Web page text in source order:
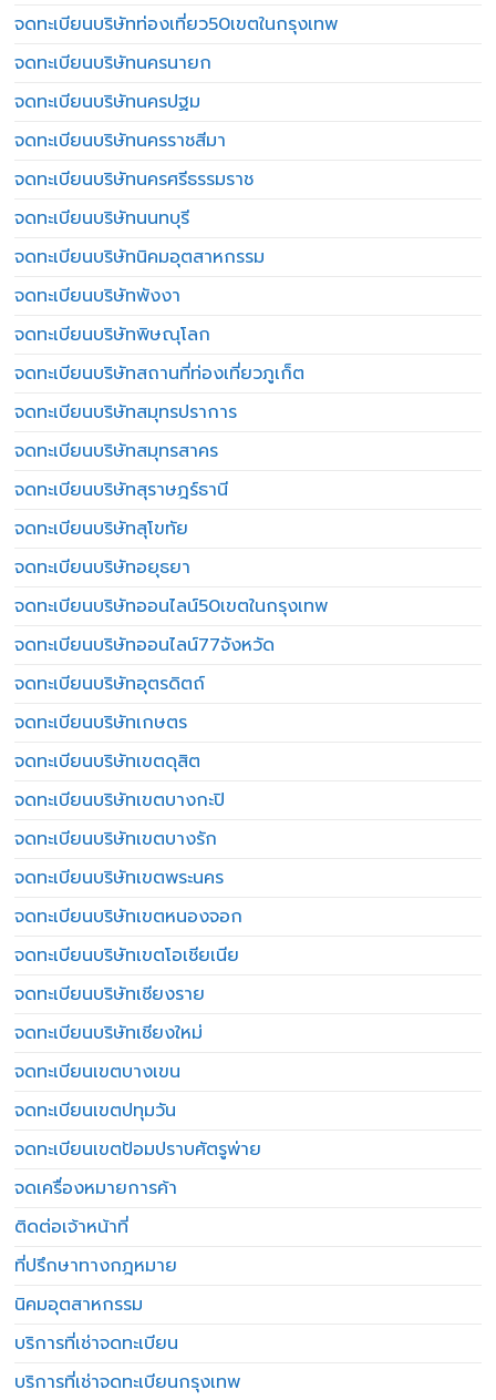
จดทะเบียนบริษัทท่องเที่ยว50เขตในกรุงเทพ
จดทะเบียนบริษัทนครนายก
จดทะเบียนบริษัทนครปฐม
จดทะเบียนบริษัทนครราชสีมา
จดทะเบียนบริษัทนครศรีธรรมราช
จดทะเบียนบริษัทนนทบุรี
จดทะเบียนบริษัทนิคมอุตสาหกรรม
จดทะเบียนบริษัทพังงา
จดทะเบียนบริษัทพิษณุโลก
จดทะเบียนบริษัทสถานที่ท่องเที่ยวภูเก็ต
จดทะเบียนบริษัทสมุทรปราการ
จดทะเบียนบริษัทสมุทรสาคร
จดทะเบียนบริษัทสุราษฎร์ธานี
จดทะเบียนบริษัทสุโขทัย
จดทะเบียนบริษัทอยุธยา
จดทะเบียนบริษัทออนไลน์50เขตในกรุงเทพ
จดทะเบียนบริษัทออนไลน์77จังหวัด
จดทะเบียนบริษัทอุตรดิตถ์
จดทะเบียนบริษัทเกษตร
จดทะเบียนบริษัทเขตดุสิต
จดทะเบียนบริษัทเขตบางกะปิ
จดทะเบียนบริษัทเขตบางรัก
จดทะเบียนบริษัทเขตพระนคร
จดทะเบียนบริษัทเขตหนองจอก
จดทะเบียนบริษัทเขตโอเชียเนีย
จดทะเบียนบริษัทเชียงราย
จดทะเบียนบริษัทเชียงใหม่
จดทะเบียนเขตบางเขน
จดทะเบียนเขตปทุมวัน
จดทะเบียนเขตป้อมปราบศัตรูพ่าย
จดเครื่องหมายการค้า
ติดต่อเจ้าหน้าที่
ที่ปรึกษาทางกฎหมาย
นิคมอุตสาหกรรม
บริการที่เช่าจดทะเบียน
บริการที่เช่าจดทะเบียนกรุงเทพ